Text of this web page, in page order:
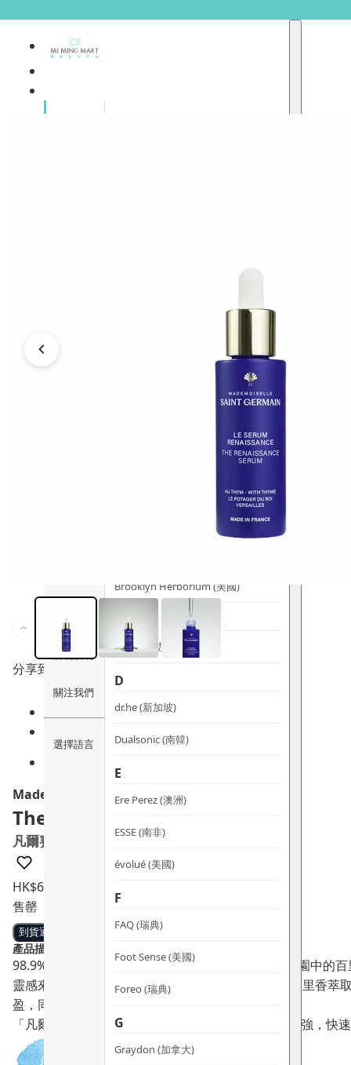
客服資訊
購物說明
關注我們
選擇語言
Brooklyn Herborium (美國)
CERM (新加坡)
D
dr.he (新加坡)
Dualsonic (南韓)
E
Ere Perez (澳洲)
ESSE (南非)
évolué (美國)
F
FAQ (瑞典)
Foot Sense (美國)
Foreo (瑞典)
G
Graydon (加拿大)
分享到
Mademoiselle Saint Germain
The Renaissance Serum
凡爾賽百里香彈潤精華
HK$650.0
售罄
到貨通知
產品描述：
98.9%的成分源自天然，採用獨家合作凡爾賽國王花園中的
靈感來自19世紀初的面部皺紋藥膏配方，以高濃度百里香
盈，同時防止水分流失並增強肌膚屏障。
「凡爾賽百里香彈潤精華」是一支油性精華，延展性強，